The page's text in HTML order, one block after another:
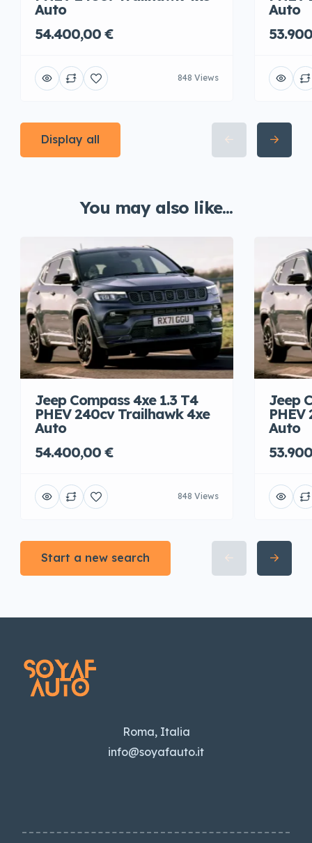
Auto
54.400,00 €
848 Views
Auto
Display all
You may also like...
Jeep Compass 4xe 1.3 T4
PHEV 240cv Trailhawk 4xe
Auto
54.400,00 €
848 Views
Jeep
Auto
Start a new search
Roma, Italia
info@soyafauto.it